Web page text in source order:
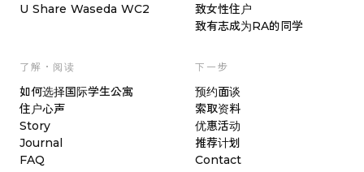
U Share Waseda WC2
致女性住户
致有志成为RA的同学
了解・阅读
如何选择国际学生公寓
住户心声
Story
Journal
FAQ
下一步
预约面谈
索取资料
优惠活动
推荐计划
Contact